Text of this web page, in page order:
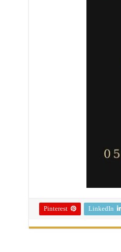
LinkedIn
Pinterest